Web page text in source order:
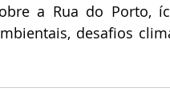
a Rua do Porto,
desafios